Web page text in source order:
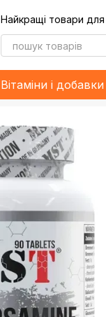
Найкращі товари
Bітаміни і добавки